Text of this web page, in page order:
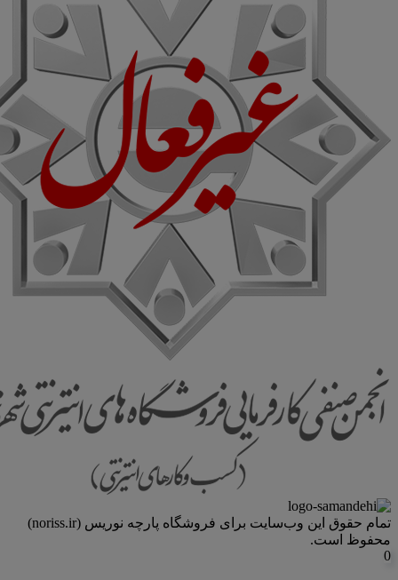
تمام حقوق اين وب‌سايت برای فروشگاه پارچه نوریس (noriss.ir)
محفوظ است.
0